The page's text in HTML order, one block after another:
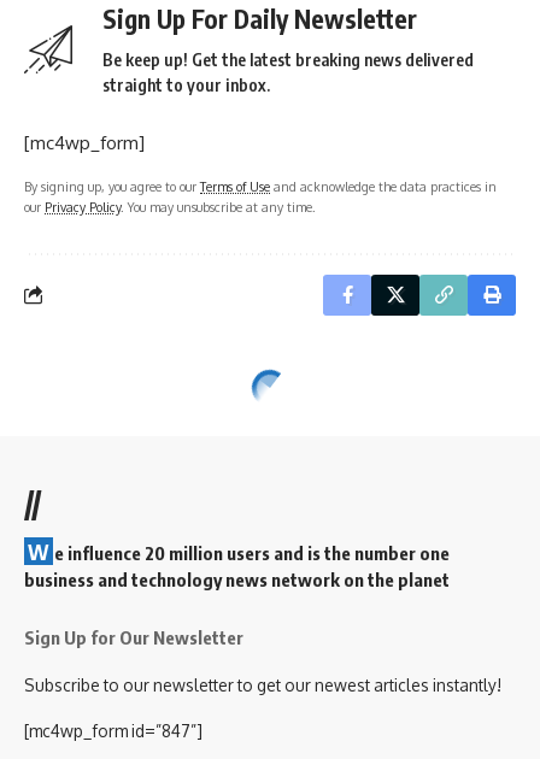
Sign Up For Daily Newsletter
Be keep up! Get the latest breaking news delivered
straight to your inbox.
[mc4wp_form]
By signing up, you agree to ourTerms of Use and acknowledge the data practices in
our Privacy Policy. You may unsubscribe at any time.
//
W e influence 20 million users and is the number one
business and technology news network on the planet
Sign Up for Our Newsletter
Subscribe to our newsletter to get our newest articles instantly!
[mc4wp_form id=”847”]